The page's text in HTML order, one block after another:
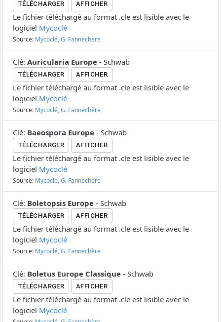
TÉLÉCHARGER AFFICHER
Le fichier téléchargé au format .cle est lisible avec le
logiciel Mycoclé
Source: Mycoclé, G. Fannechère
Clé: Auricularia Europe - Schwab
TÉLÉCHARGER AFFICHER
Le fichier téléchargé au format .cle est lisible avec le
logiciel Mycoclé
Source: Mycoclé, G. Fannechère
Clé: Baeospora Europe - Schwab
TÉLÉCHARGER AFFICHER
Le fichier téléchargé au format .cle est lisible avec le
logiciel Mycoclé
Source: Mycoclé, G. Fannechère
Clé: Boletopsis Europe - Schwab
TÉLÉCHARGER AFFICHER
Le fichier téléchargé au format .cle est lisible avec le
logiciel Mycoclé
Source: Mycoclé, G. Fannechère
Clé: Boletus Europe Classique - Schwab
TÉLÉCHARGER AFFICHER
Le fichier téléchargé au format .cle est lisible avec le
logiciel Mycoclé